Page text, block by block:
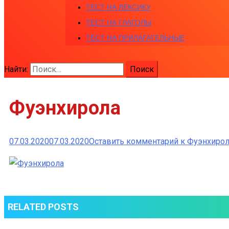
ТЕСТ НА ЛЕКСИКУ
ТЕСТ НА ГЛАГОЛЫ
ТЕСТ НА ПРИЛАГАТЕЛЬНЫЕ
Найти:
Фуэнхирола
07.03.202007.03.2020Оставить комментарий к
RELATED POSTS